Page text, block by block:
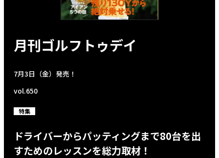
月刊ゴルフトゥデイ
7月3日（金）発売！
vol.650
特集
ドライバーからパッティングまで80台を出
すためのレッスンを総力取材！